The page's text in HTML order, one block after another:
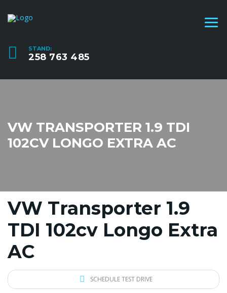
STAND:
258 763 485
VW TRANSPORTER 1.9 TDI
102CV LONGO EXTRA AC
VW Transporter 1.9
TDI 102cv Longo Extra
AC
SCHEDULE TEST DRIVE